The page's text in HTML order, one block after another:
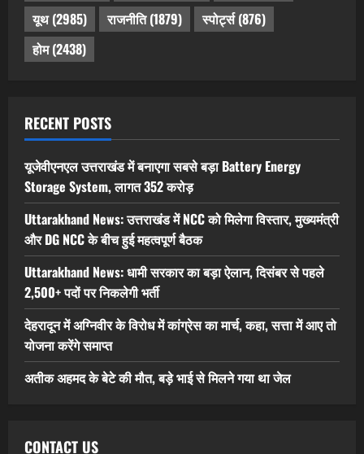
यूथ(2985) राजनीति(1879) स्पोर्ट्स(876)
होम(2438)
RECENT POSTS
यूजेवीएनएल उत्तराखंड में बनाएगा सबसे बड़ा Battery Energy
Storage System, लागत 352 करोड़
Uttarakhand News: उत्तराखंड में NCC को मिलेगा विस्तार, मुख्यमंत्री
और DG NCC के बीच हुई महत्वपूर्ण बैठक
Uttarakhand News: धामी सरकार का बड़ा ऐलान, दिसंबर से पहले
2,500+ पदों पर निकलेगी भर्ती
देहरादून में अग्निवीर के विरोध में कांग्रेस का मार्च, कहा, सत्ता में आए तो
योजना करेंगे समाप्त
अतीक अहमद के बेटे की मौत, बड़े भाई से मिलने गया था जेल
CONTACT US